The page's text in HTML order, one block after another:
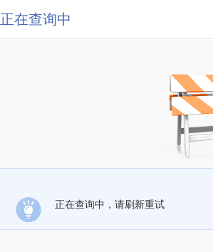
正在查询中
正在查询中，请刷新重试